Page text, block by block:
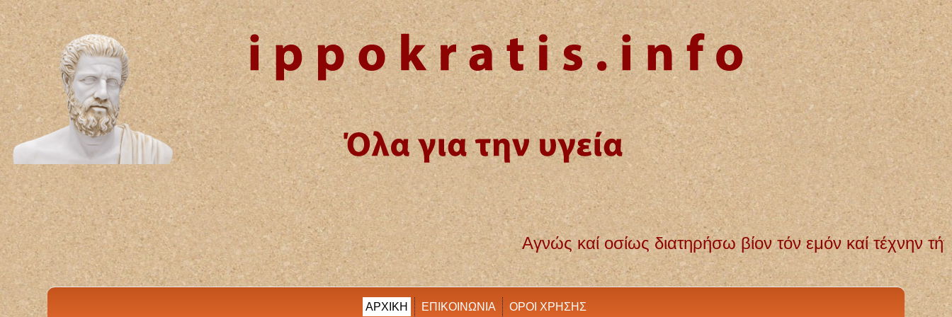
Αγνώς καί οσίως διατηρήσω βίον τόν εμόν καί τέχνην τήν εμήν. Αγνή και
ΑΡΧΙΚΗ ΕΠΙΚΟΙΝΩΝΙΑ ΟΡΟΙ ΧΡΗΣΗΣ